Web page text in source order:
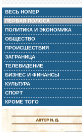
ВЕСЬ НОМЕР
ПЕРВАЯ ПОЛОСА
ПОЛИТИКА И ЭКОНОМИКА
ОБЩЕСТВО
ПРОИСШЕСТВИЯ
ЗАГРАНИЦА
ТЕЛЕВИДЕНИЕ
БИЗНЕС И ФИНАНСЫ
КУЛЬТУРА
СПОРТ
КРОМЕ ТОГО